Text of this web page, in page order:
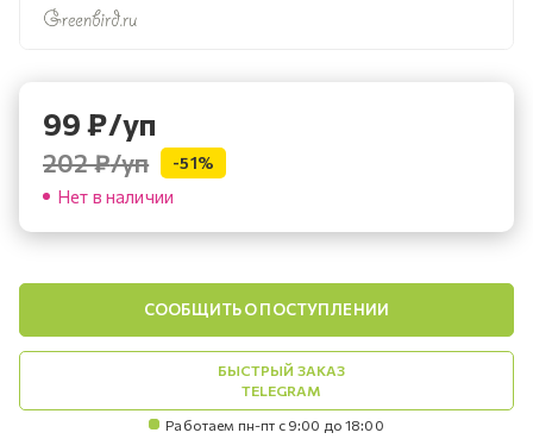
99₽/уп
202 ₽/уп -51%
Нет в наличии
СООБЩИТЬ О ПОСТУПЛЕНИИ
БЫСТРЫЙ ЗАКАЗ
TELEGRAM
Работаем пн-пт с 9:00 до 18:00